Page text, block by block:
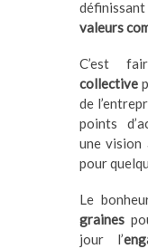
valeurs
C’est
collective
de
points
une vision
pour
Le
graines
jour l’